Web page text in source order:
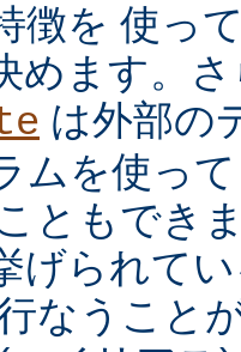
徴を 使っ
めます。
は外部の
ムを使っ
ともでき
げられて
なうこと